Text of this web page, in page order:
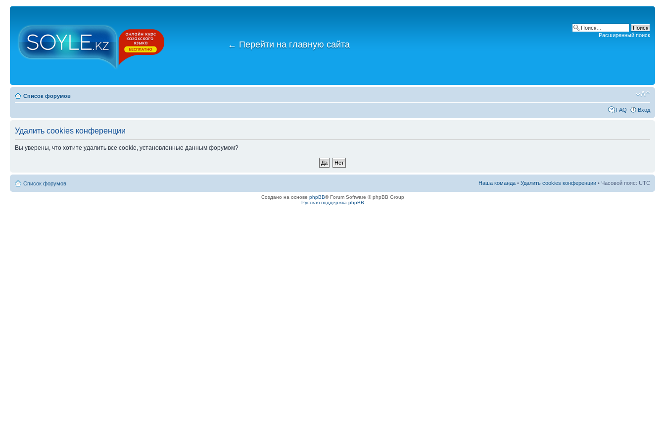
← Перейти на главную сайта
Расширенный поиск
Список форумов
FAQ Вход
Удалить cookies конференции
Вы уверены, что хотите удалить все cookie, установленные данным форумом?
Список форумов Наша команда • Удалить cookies конференции • Часовой пояс: UTC
Создано на основе phpBB® Forum Software © phpBB Group
Русская поддержка phpBB